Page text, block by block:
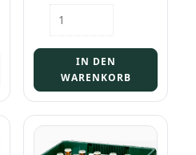
Kasten
Veltins
Pülleken
4/6/0,33
Menge
IN DEN
WARENKORB